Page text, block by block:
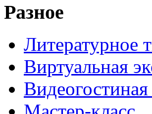
Разное
Литературное
Виртуальная